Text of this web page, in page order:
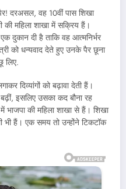
दरअसल, वह 10वीं पास शिखा
की महिला शाखा में सक्रिय हैं।
दुकान दी है ताकि वह आत्मनिर्भर
को धन्यवाद देते हुए उनके पैर छूना
लिए.
दिव्यांगों को बढ़ावा देती हैं।
इसलिए उसका कद बौना रह
भाजपा की महिला शाखा से हैं। शिखा
भी हैं। एक समय तो उन्होंने टिकटॉक